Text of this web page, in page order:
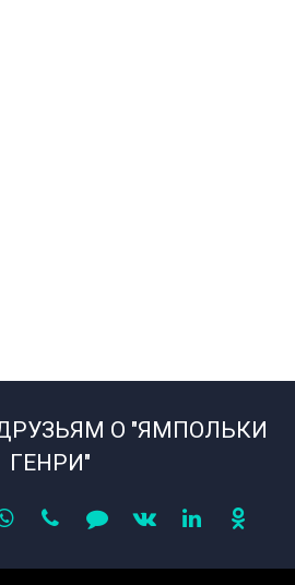
О "ЯМПОЛЬКИ
ГЕНРИ"